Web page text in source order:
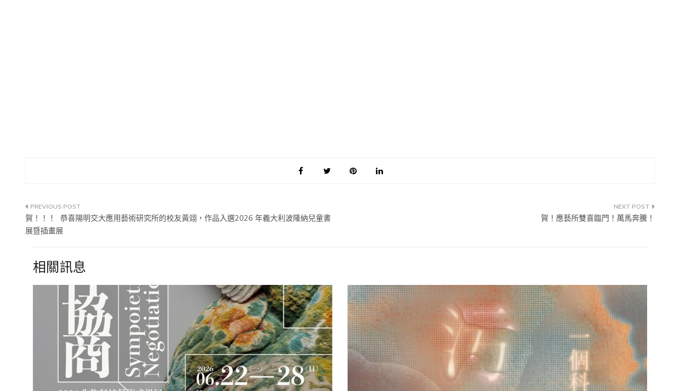
文
章
覽
賀！！！ 恭喜陽明交大應用藝術研究所的校友黃翊，作品入選2026 年義大利波隆納兒童書
展暨插畫展
賀！應藝所雙喜臨門！萬馬奔騰！
相關訊息